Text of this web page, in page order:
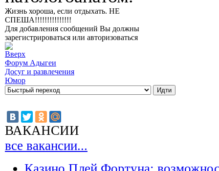
Жизнь хороша, если отдыхать. НЕ
СПЕША!!!!!!!!!!!!!!!
Для добавления сообщений Вы должны
зарегистрироваться или авторизоваться
Форум Адыгеи
Досуг и развлечения
Юмор
ВАКАНСИИ
все вакансии...